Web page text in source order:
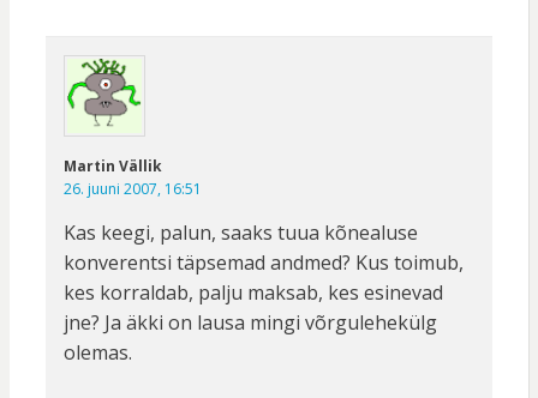
Martin Vällik
26. juuni 2007, 16:51
Kas keegi, palun, saaks tuua kõnealuse
konverentsi täpsemad andmed? Kus toimub,
kes korraldab, palju maksab, kes esinevad
jne? Ja äkki on lausa mingi võrgulehekülg
olemas.